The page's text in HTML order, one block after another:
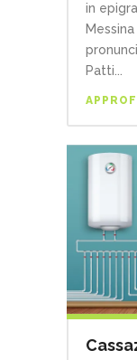
in
Patti...